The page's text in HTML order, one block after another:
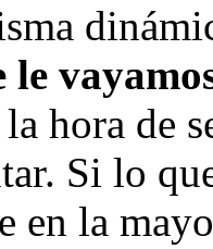
la hora de
Si lo
en la